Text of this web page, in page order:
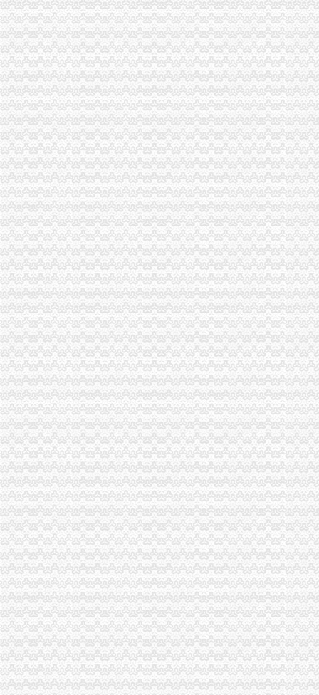
海关收发货人注册登记证书是否是每年年检的？|轻纺外贸-绍兴E网论
变更进出口收发货人注册登记证书需提交什么资料？-通关监管海关业
未及时变更《收发货人报关注册登记证书》海关也要处罚？-处罚
变更进出口收发货人注册登记证书需提交什么资料?_海关外贸咨询_
海关进出口收发货人报关注册登记证书过期怎么补办_政务咨询_浙江电
关于海关收发货人登记证书人变…-海关百问
变更收发货人报关注册登记证书的…-海关百问
上海海关：收发货人报关注册登记证书过期-报关员通关指南--育路报关
北京海关：《进出口收发货人登记证书》丢失-报关员网-吧
福州海关：收发货人证书重新注册登记
北京海关：《进出口收发货人登记证书》丢失-报关员通关指南--育路报
《海关进出口收发货人登记证书》到期换证_烟台网上民声_胶东在线
关于登记证书的发证机构,下列说错误的是（）。A.收发货人登记证
[置顶]进出口代理报关自理报关企业进出口收发货人办理海关注册登记
收发货人报关注册登记证书的遗失补办-通关监管海关业务咨询-通关
海关进出口货物收发货人报关注册登记证书逾期未年审_政务咨询_浙江
关于中华共和国海关进出口货物收发货人报关注册登记证书网上办
进出口收发货人报关注册登记证证书换证问题-阿里巴巴行业问答
变更海关收发货人登记刚办过分享给大家-外贸政策-福步外贸论坛
海关进出口货物收发货人报关注册登记证书有什么用？_已解决-阿里
海关进出口货物收发货人报关注册登记证书有什么用？_已解决-阿里
进出口收发货人报关注册登记证书注册信息变更须知
人代表变更更新中人华民共和国海关进出口货物收发货人报关注册登
收发货人备案登记表(即海关证书)变更所需资料及注意事项-hexin_
变更进出口收发货人注册登记证书需提交什么资料?-新海关外贸政
进出口收发货人注册登记变更
进出口货物收发货人应当在办理注册登记许可延期的同时办理换领进出
济南长增国际贸易有限公司海关进出口货物收发货人注册登记证书挂失
海关办理进出口收发货人注册登记及换证所需的资料,2010年|,2010
关于进出口收发货人年审的办理
2014三、办理海关《进出口货物收发货人》注册登记变更手续须知和相
进口红酒怎样做收发货人备案,标签备案代理-供应信息-环球经贸网
进出口收发货人注册登记
代办货物进出口权代办海关登记证多少钱-爱喇叭网
义乌外贸公司注册进出口收发货人注册登记【今日推荐网-金华工商/税
进出口收/发货人海关备案如何办理？提交哪些材料？
海口海关>办事服务>场景式服务>货物通关>进出口货物收发货人变
进出口收发货人报关注册注销须知-经验分享-中国物流人论坛锦程物
深圳进出口企业收发货人证书延期怎么做|诺金报关公司-11年经验深圳
电子口岸里的海关进出口收发货人年报怎么做|轻纺外贸-绍兴E网论坛
中华共和国海关进出口货物收发货人报关-深圳市恒鑫丰实业有限
我公司现已成功获批《海关进出口货物登记证书》_安徽环瑞电热器材
虎门港进口PET回收料海关报关规定|仓储报关_云同盟
专业进出口权办理费用及流程详细说明-广州58同城
河南自贸区进出口公司注册流程及进出口权办理指南_搜狐财经_搜狐网
龙岗区海关登记证办理条件